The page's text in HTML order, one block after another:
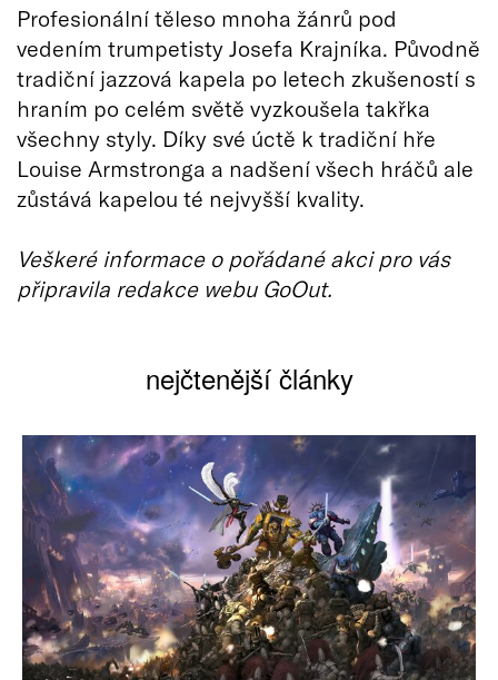
Profesionální těleso mnoha žánrů pod
vedením trumpetisty Josefa Krajníka. Původně
tradiční jazzová kapela po letech zkušeností s
hraním po celém světě vyzkoušela takřka
všechny styly. Díky své úctě k tradiční hře
Louise Armstronga a nadšení všech hráčů ale
zůstává kapelou té nejvyšší kvality.
Veškeré informace o pořádané akci pro vás
připravila redakce webu GoOut.
nejčtenější články